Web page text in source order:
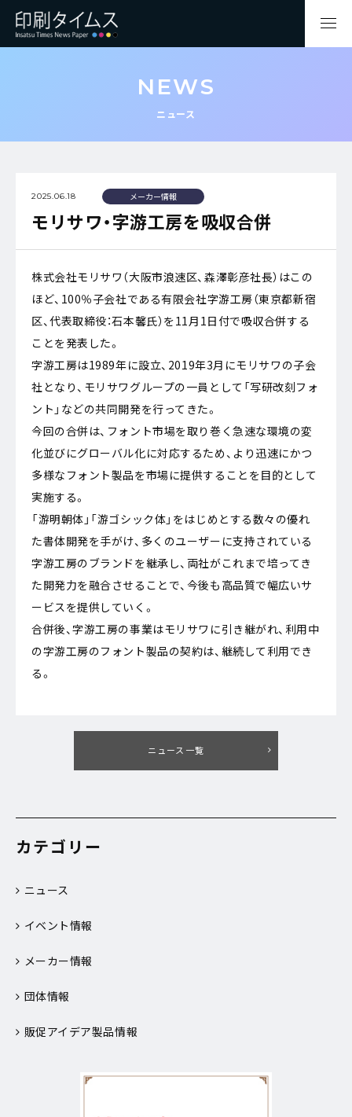
NEWS
ニュース
2025.06.18 メーカー情報
モリサワ・字游工房を吸収合併
株式会社モリサワ（大阪市浪速区、森澤彰彦社長）はこの
ほど、100％子会社である有限会社字游工房（東京都新宿
区、代表取締役：石本馨氏）を11月1日付で吸収合併する
ことを発表した。
字游工房は1989年に設立、2019年3月にモリサワの子会
社となり、モリサワグループの一員として「写研改刻フォ
ント」などの共同開発を行ってきた。
今回の合併は、フォント市場を取り巻く急速な環境の変
化並びにグローバル化に対応するため、より迅速にかつ
多様なフォント製品を市場に提供することを目的として
実施する。
「游明朝体」「游ゴシック体」をはじめとする数々の優れ
た書体開発を手がけ、多くのユーザーに支持されている
字游工房のブランドを継承し、両社がこれまで培ってき
た開発力を融合させることで、今後も高品質で幅広いサ
ービスを提供していく。
合併後、字游工房の事業はモリサワに引き継がれ、利用中
の字游工房のフォント製品の契約は、継続して利用でき
る。
ニュース一覧
カテゴリー
ニュース
イベント情報
メーカー情報
団体情報
販促アイデア製品情報